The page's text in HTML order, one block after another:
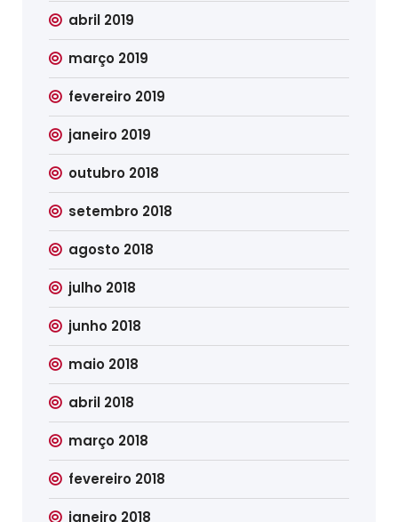
abril 2019
março 2019
fevereiro 2019
janeiro 2019
outubro 2018
setembro 2018
agosto 2018
julho 2018
junho 2018
maio 2018
abril 2018
março 2018
fevereiro 2018
janeiro 2018